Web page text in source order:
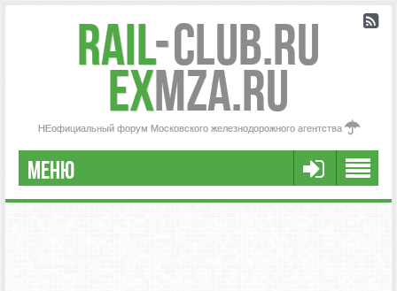
Rail-Club.RU
exMZA.RU
НЕофициальный форум Московского железнодорожного агентства
МЕНЮ
РЕГИСТРАЦИЯ